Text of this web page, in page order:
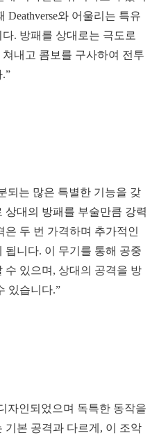
와 어울리는 특유
. 방패를 상대로는 극도로
내고 콤보를 구사하여 전투
되는 많은 특별한 기능을 갖
상대의 방패를 부술만큼 강력
은 두 번 가격하며 추가적인
됩니다. 이 무기를 통해 공중
수 있으며, 상대의 공격을 방
있습니다.”
자인되었으며 독특한 동작을
기본 공격과 다르게, 이 조악